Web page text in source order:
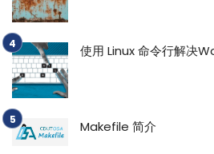
使用 Linux 命令行解决
Makefile 简介